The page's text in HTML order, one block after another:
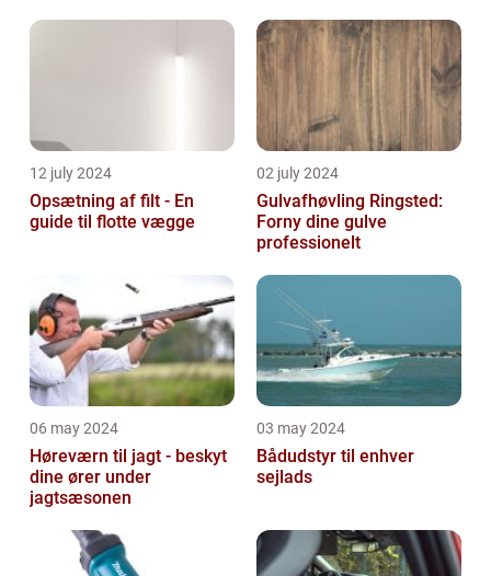
12 july 2024
Opsætning af filt - En
guide til flotte vægge
02 july 2024
Gulvafhøvling Ringsted:
Forny dine gulve
professionelt
06 may 2024
Høreværn til jagt - beskyt
dine ører under
jagtsæsonen
03 may 2024
Bådudstyr til enhver
sejlads